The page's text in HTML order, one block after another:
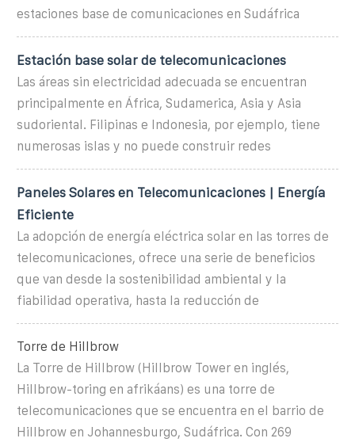
estaciones base de comunicaciones en Sudáfrica
Estación base solar de telecomunicaciones
Las áreas sin electricidad adecuada se encuentran
principalmente en África, Sudamerica, Asia y Asia
sudoriental. Filipinas e Indonesia, por ejemplo, tiene
numerosas islas y no puede construir redes
Paneles Solares en Telecomunicaciones | Energía
Eficiente
La adopción de energía eléctrica solar en las torres de
telecomunicaciones, ofrece una serie de beneficios
que van desde la sostenibilidad ambiental y la
fiabilidad operativa, hasta la reducción de
Torre de Hillbrow
La Torre de Hillbrow (Hillbrow Tower en inglés,
Hillbrow-toring en afrikáans) es una torre de
telecomunicaciones que se encuentra en el barrio de
Hillbrow en Johannesburgo, Sudáfrica. Con 269